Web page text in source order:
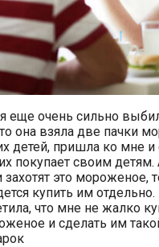
еще очень сильно
она взяла две пачки
детей, пришла ко мне и
покупает своим
захотят это мороженое,
купить им отдельно.
что мне не жалко
и сделать им